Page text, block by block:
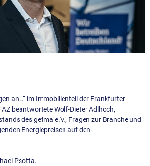
an…“ im Immobilienteil der Frankfurter
beantwortete Wolf-Dieter Adlhoch,
des gefma e.V., Fragen zur Branche und
Energiepreisen auf den
Psotta.